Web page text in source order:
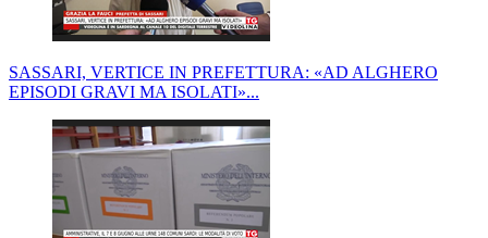
SASSARI, VERTICE IN PREFETTURA: «AD ALGHERO
EPISODI GRAVI MA ISOLATI»...